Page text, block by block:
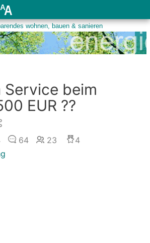
beim
EUR ??
64 23
4